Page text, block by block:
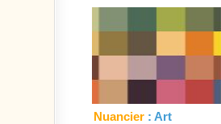
Nuancier : Art